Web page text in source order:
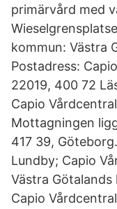
primärvård med
kommun: Västra
Postadress:
22019, 400 72
Capio
Mottagningen
417 39,
Lundby; Capio
Västra
Capio